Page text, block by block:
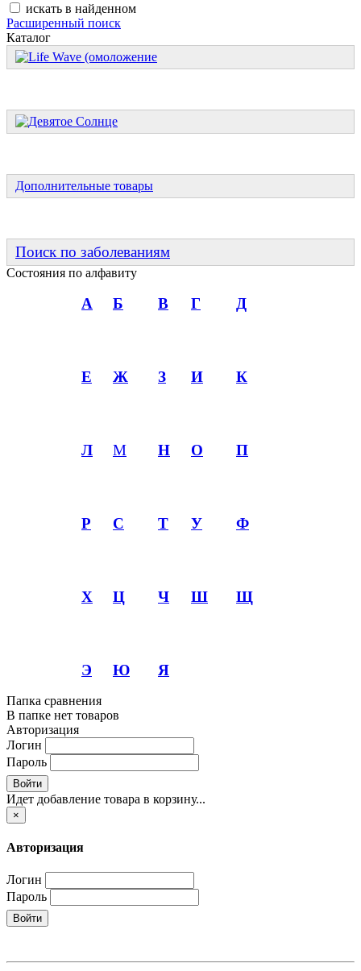
искать в найденном
Расширенный поиск
Каталог
Дополнительные товары
Поиск по заболеваниям
Состояния по алфавиту
А Б В Г Д
Е Ж З И К
Л М Н О П
Р С Т У Ф
Х Ц Ч Ш Щ
Э Ю Я
Папка сравнения
В папке нет товаров
Авторизация
Логин
Пароль
Войти
Идет добавление товара в корзину...
×
Авторизация
Логин
Пароль
Войти